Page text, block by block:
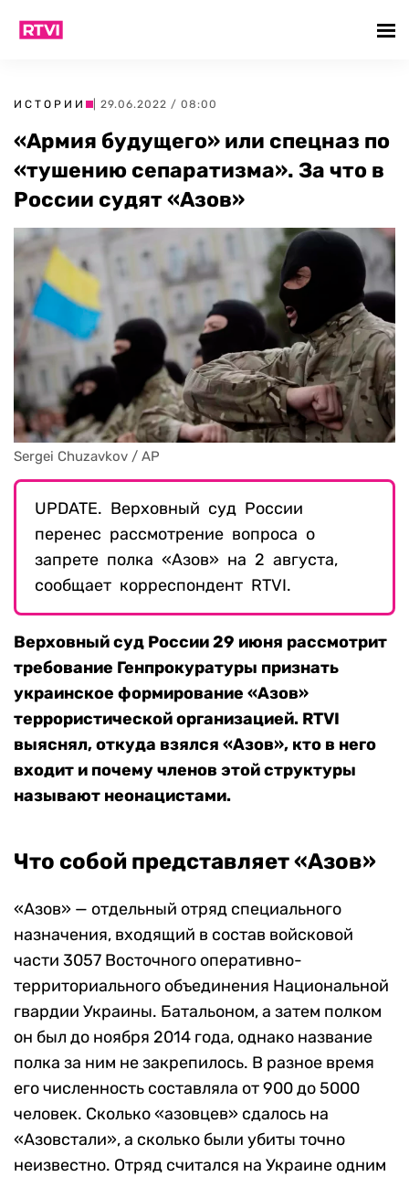
ИСТОРИИ | 29.06.2022 / 08:00
«Армия будущего» или спецназ по
«тушению сепаратизма». За что в
России судят «Азов»
Sergei Chuzavkov / AP
UPDATE. Верховный суд России
перенес рассмотрение вопроса о
запрете полка «Азов» на 2 августа,
сообщает корреспондент RTVI.
Верховный суд России 29 июня рассмотрит
требование Генпрокуратуры признать
украинское формирование «Азов»
террористической организацией. RTVI
выяснял, откуда взялся «Азов», кто в него
входит и почему членов этой структуры
называют неонацистами.
Что собой представляет «Азов»
«Азов» — отдельный отряд специального
назначения, входящий в состав войсковой
части 3057 Восточного оперативно-
территориального объединения Национальной
гвардии Украины. Батальоном, а затем полком
он был до ноября 2014 года, однако название
полка за ним не закрепилось. В разное время
его численность составляла от 900 до 5000
человек. Сколько «азовцев» сдалось на
«Азовстали», а сколько были убиты точно
неизвестно. Отряд считался на Украине одним